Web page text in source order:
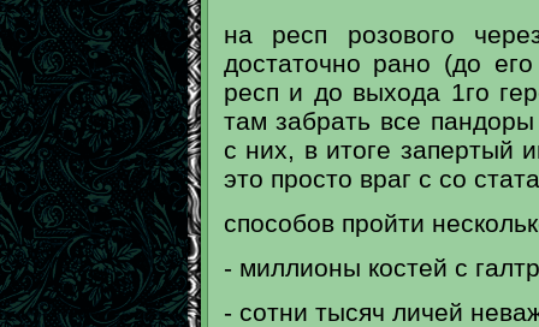
на респ розового
достаточно рано (до
респ и до выхода 1го
там забрать все
с них, в итоге запертый
это просто враг с со
способов пройти
- миллионы костей с
- сотни тысяч личей